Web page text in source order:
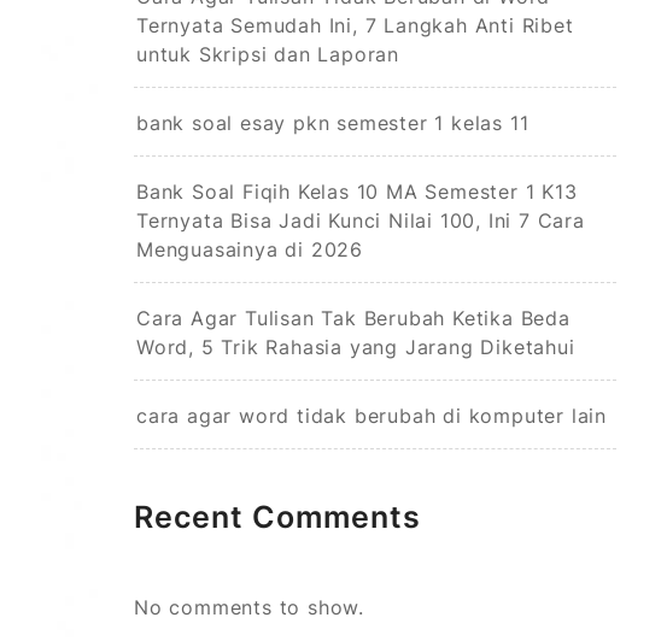
Ternyata Semudah Ini, 7 Langkah Anti Ribet
untuk Skripsi dan Laporan
bank soal esay pkn semester 1 kelas 11
Bank Soal Fiqih Kelas 10 MA Semester 1 K13
Ternyata Bisa Jadi Kunci Nilai 100, Ini 7 Cara
Menguasainya di 2026
Cara Agar Tulisan Tak Berubah Ketika Beda
Word, 5 Trik Rahasia yang Jarang Diketahui
cara agar word tidak berubah di komputer lain
Recent Comments
No comments to show.